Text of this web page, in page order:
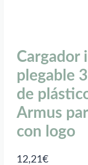
Cargador
plegable
de
Armus
con logo
12,21€